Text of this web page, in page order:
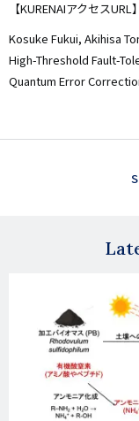
【KURENAIアクセスURL】
Kosuke Fukui, Akihisa
High-Threshold Fault-
Quantum Error